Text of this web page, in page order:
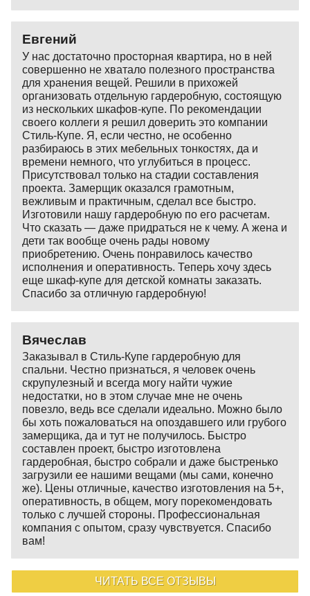
Евгений
У нас достаточно просторная квартира, но в ней
совершенно не хватало полезного пространства
для хранения вещей. Решили в прихожей
организовать отдельную гардеробную, состоящую
из нескольких шкафов-купе. По рекомендации
своего коллеги я решил доверить это компании
Стиль-Купе. Я, если честно, не особенно
разбираюсь в этих мебельных тонкостях, да и
времени немного, что углубиться в процесс.
Присутствовал только на стадии составления
проекта. Замерщик оказался грамотным,
вежливым и практичным, сделал все быстро.
Изготовили нашу гардеробную по его расчетам.
Что сказать — даже придраться не к чему. А жена и
дети так вообще очень рады новому
приобретению. Очень понравилось качество
исполнения и оперативность. Теперь хочу здесь
еще шкаф-купе для детской комнаты заказать.
Спасибо за отличную гардеробную!
Вячеслав
Заказывал в Стиль-Купе гардеробную для
спальни. Честно признаться, я человек очень
скрупулезный и всегда могу найти чужие
недостатки, но в этом случае мне не очень
повезло, ведь все сделали идеально. Можно было
бы хоть пожаловаться на опоздавшего или грубого
замерщика, да и тут не получилось. Быстро
составлен проект, быстро изготовлена
гардеробная, быстро собрали и даже быстренько
загрузили ее нашими вещами (мы сами, конечно
же). Цены отличные, качество изготовления на 5+,
оперативность, в общем, могу порекомендовать
только с лучшей стороны. Профессиональная
компания с опытом, сразу чувствуется. Спасибо
вам!
ЧИТАТЬ ВСЕ ОТЗЫВЫ